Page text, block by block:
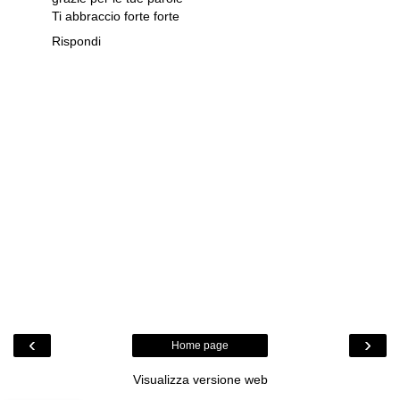
Ti abbraccio forte forte
Rispondi
‹ ›
Home page
Visualizza versione web